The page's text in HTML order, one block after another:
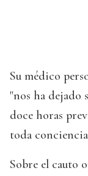
Su médico
"nos ha dejado
doce horas
toda
Sobre el cauto